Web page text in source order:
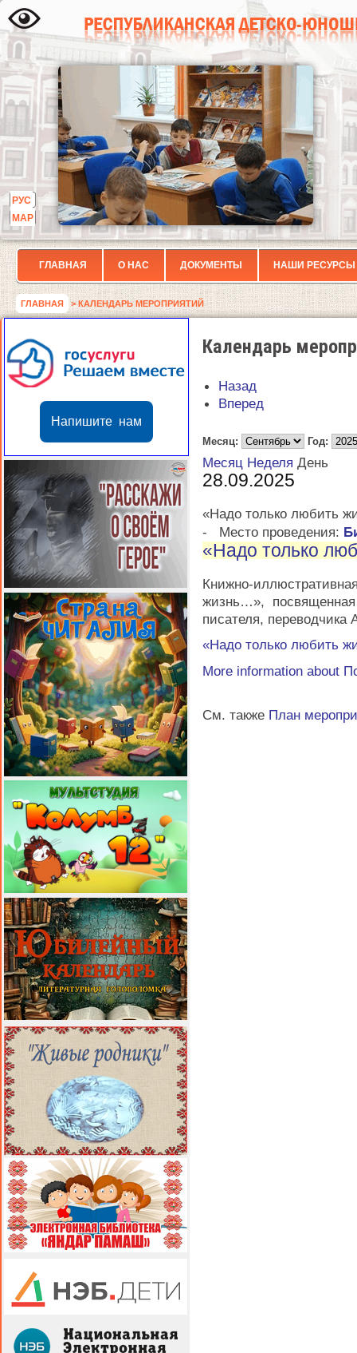
РУС
МАР
ГЛАВНАЯ О НАС ДОКУМЕНТЫ НАШИ РЕСУРСЫ
ГЛАВНАЯ > КАЛЕНДАРЬ МЕРОПРИЯТИЙ
Напишите нам
Календарь
Назад
Вперед
Месяц: Год:
Месяц Неделя День
28.09.2025
«Надо только любить
-
Место проведения:
«Надо только
Книжно-
жизнь…»,
писателя, переводчика
«Надо только любить
More information about
См. также План